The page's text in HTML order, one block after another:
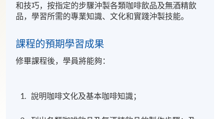
和技巧，按指定的步驟沖製各類咖啡飲品及無酒精飲
品，學習所需的專業知識、文化和實踐沖製技能。
課程的預期學習成果
修畢課程後，學員將能夠：
說明咖啡文化及基本咖啡知識；